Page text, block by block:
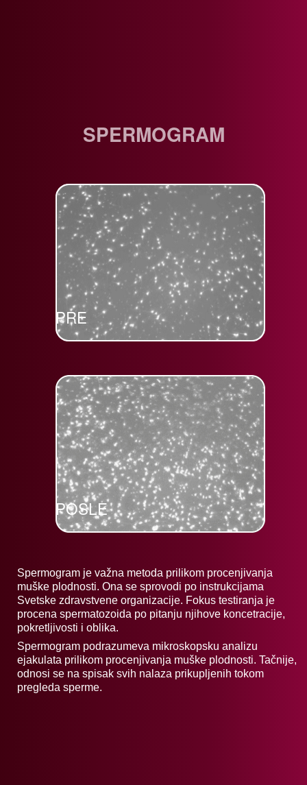
SPERMOGRAM
PRE
POSLE
Spermogram je važna metoda prilikom procenjivanja
muške plodnosti. Ona se sprovodi po instrukcijama
Svetske zdravstvene organizacije. Fokus testiranja je
procena spermatozoida po pitanju njihove koncetracije,
pokretljivosti i oblika.
Spermogram podrazumeva mikroskopsku analizu
ejakulata prilikom procenjivanja muške plodnosti. Tačnije,
odnosi se na spisak svih nalaza prikupljenih tokom
pregleda sperme.